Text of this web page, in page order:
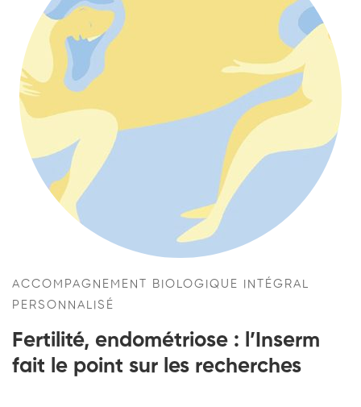
ACCOMPAGNEMENT BIOLOGIQUE INTÉGRAL
PERSONNALISÉ​
Fertilité, endométriose : l’Inserm
fait le point sur les recherches